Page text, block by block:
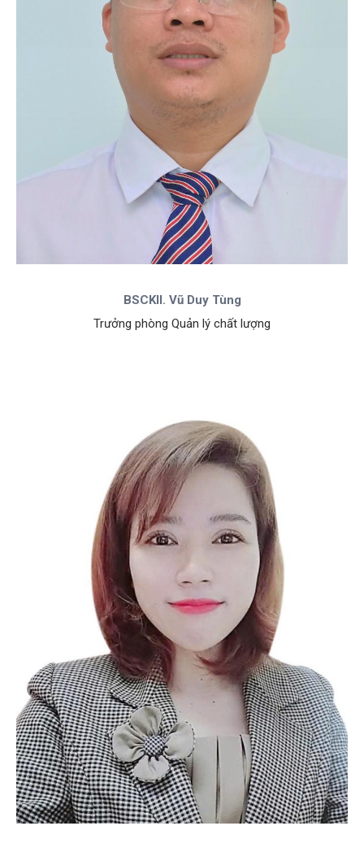
BSCKII. Vũ Duy Tùng
Trưởng phòng Quản lý chất lượng